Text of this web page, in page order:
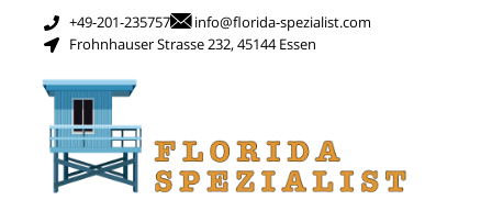
+49-201-235757
info@florida-spezialist.com
Frohnhauser Strasse 232, 45144 Essen